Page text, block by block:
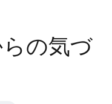
らの気づ